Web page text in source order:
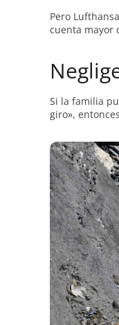
Pero
cuenta mayor
Si la familia
giro»,